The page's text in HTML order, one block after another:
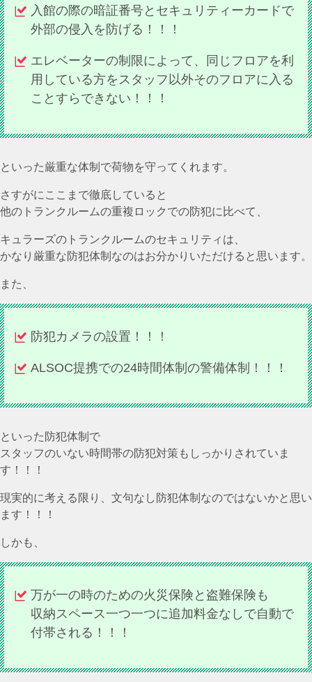
入館の際の暗証番号とセキュリティーカードで
外部の侵入を防げる！！！
エレベーターの制限によって、同じフロアを利
用している方をスタッフ以外そのフロアに入る
ことすらできない！！！
といった厳重な体制で荷物を守ってくれます。
さすがにここまで徹底していると
他のトランクルームの重複ロックでの防犯に比べて、
キュラーズのトランクルームのセキュリティは、
かなり厳重な防犯体制なのはお分かりいただけると思います。
また、
防犯カメラの設置！！！
ALSOC提携での24時間体制の警備体制！！！
といった防犯体制で
スタッフのいない時間帯の防犯対策もしっかりされていま
す！！！
現実的に考える限り、文句なし防犯体制なのではないかと思い
ます！！！
しかも、
万が一の時のための火災保険と盗難保険も
収納スペース一つ一つに追加料金なしで自動で
付帯される！！！